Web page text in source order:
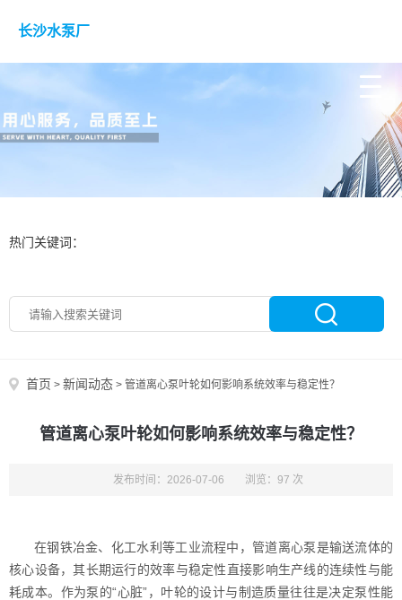
长沙水泵厂
热门关键词：
首页 > 新闻动态 > 管道离心泵叶轮如何影响系统效率与稳定性？
管道离心泵叶轮如何影响系统效率与稳定性？
发布时间：2026-07-06 浏览：97 次
在钢铁冶金、化工水利等工业流程中，管道离心泵是输送流体的
核心设备，其长期运行的效率与稳定性直接影响生产线的连续性与能
耗成本。作为泵的“心脏”，叶轮的设计与制造质量往往是决定泵性能